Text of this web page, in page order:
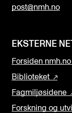
post@nmh.no
EKSTERNE
Forsiden nmh.no
Biblioteket
Fagmiljøsidene
Forskning og